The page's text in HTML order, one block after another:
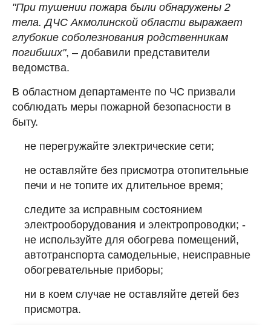
"При тушении пожара были обнаружены 2
тела. ДЧС Акмолинской области выражает
глубокие соболезнования родственникам
погибших", – добавили представители
ведомства.
В областном департаменте по ЧС призвали
соблюдать меры пожарной безопасности в
быту.
не перегружайте электрические сети;
не оставляйте без присмотра отопительные
печи и не топите их длительное время;
следите за исправным состоянием
электрооборудования и электропроводки; -
не используйте для обогрева помещений,
автотранспорта самодельные, неисправные
обогревательные приборы;
ни в коем случае не оставляйте детей без
присмотра.